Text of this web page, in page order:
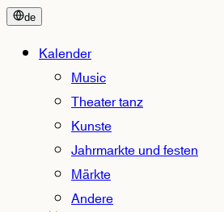
de
Kalender
Music
Theater tanz
Kunste
Jahrmarkte und festen
Märkte
Andere